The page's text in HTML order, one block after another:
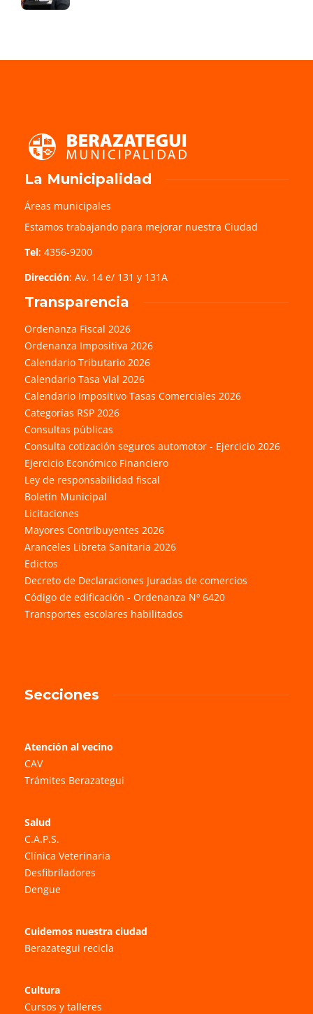
La Municipalidad
Áreas municipales
Estamos trabajando para mejorar nuestra Ciudad
Tel: 4356-9200
Dirección: Av. 14 e/ 131 y 131A
Transparencia
Ordenanza Fiscal 2026
Ordenanza Impositiva 2026
Calendario Tributario 2026
Calendario Tasa Vial 2026
Calendario Impositivo Tasas Comerciales 2026
Categorías RSP 2026
Consultas públicas
Consulta cotización seguros automotor - Ejercicio 2026
Ejercicio Económico Financiero
Ley de responsabilidad fiscal
Boletín Municipal
Licitaciones
Mayores Contribuyentes 2026
Aranceles Libreta Sanitaria 2026
Edictos
Decreto de Declaraciones Juradas de comercios
Código de edificación - Ordenanza Nº 6420
Transportes escolares habilitados
Secciones
Atención al vecino
CAV
Trámites Berazategui
Salud
C.A.P.S.
Clínica Veterinaria
Desfibriladores
Dengue
Cuidemos nuestra ciudad
Berazategui recicla
Cultura
Cursos y talleres